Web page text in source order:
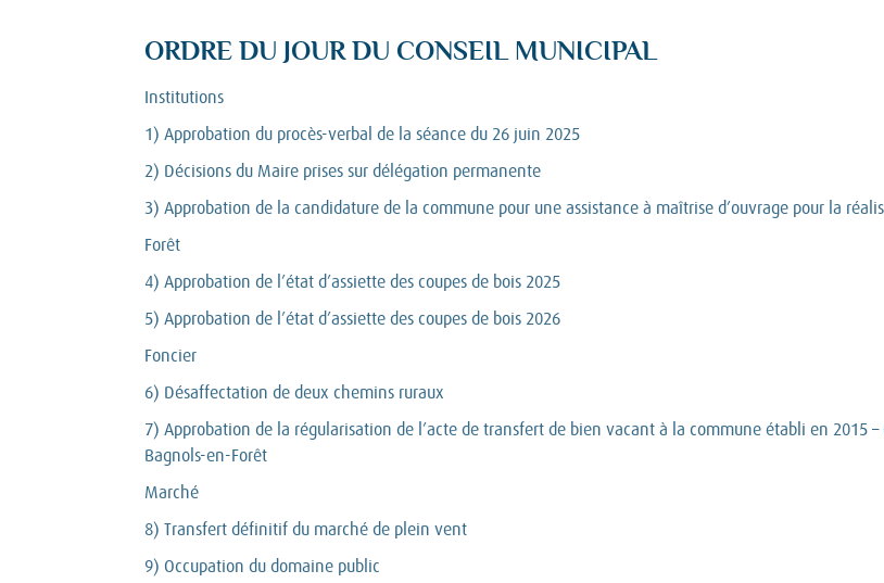
ORDRE DU JOUR DU CONSEIL MUNICIPAL
Institutions
1) Approbation du procès-verbal de la séance du 26 juin 2025
2) Décisions du Maire prises sur délégation permanente
3) Approbation de la candidature de la commune pour une assistance à maîtrise d’ouvrage pour la
Forêt
4) Approbation de l’état d’assiette des coupes de bois 2025
5) Approbation de l’état d’assiette des coupes de bois 2026
Foncier
6) Désaffectation de deux chemins ruraux
7) Approbation de la régularisation de l’acte de transfert de bien vacant à la commune établi en 2015 –
Bagnols-en-Forêt
Marché
8) Transfert définitif du marché de plein vent
9) Occupation du domaine public